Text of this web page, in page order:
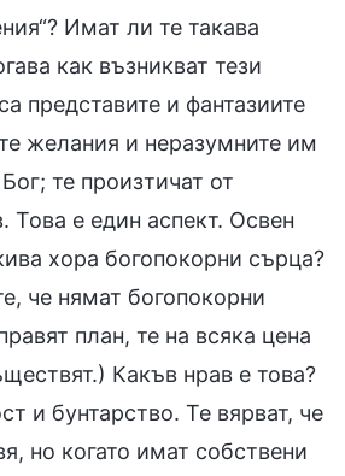
Имат ли те такава
как възникват тези
представите и фантазиите
желания и неразумните им
те произтичат от
Това е един аспект. Освен
хора богопокорни сърца?
че нямат богопокорни
план, те на всяка цена
Какъв нрав е това?
и бунтарство. Те вярват, че
но когато имат собствени